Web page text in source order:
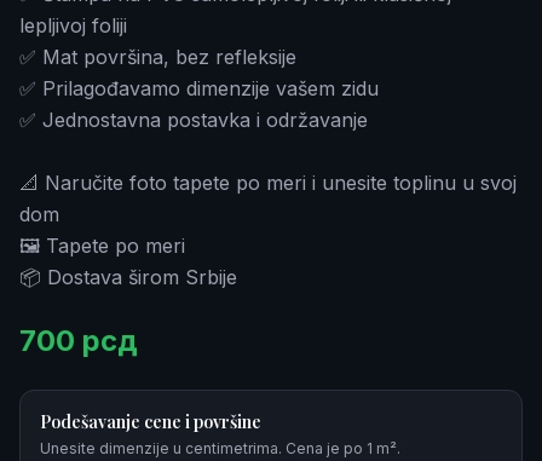
lepljivoj foliji
✅ Mat površina, bez refleksije
✅ Prilagođavamo dimenzije vašem zidu
✅ Jednostavna postavka i održavanje
📐 Naručite foto tapete po meri i unesite toplinu u svoj
dom
🖼️ Tapete po meri
📦 Dostava širom Srbije
700 рсд
Podešavanje cene i površine
Unesite dimenzije u centimetrima. Cena je po 1 m².